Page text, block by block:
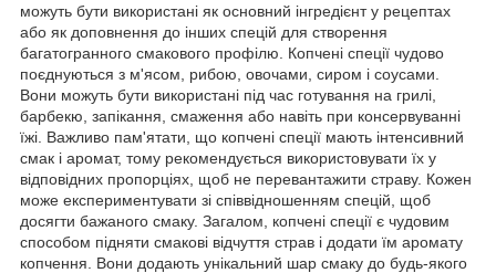
можуть бути використані як основний інгредієнт у рецептах
або як доповнення до інших спецій для створення
багатогранного смакового профілю. Копчені спеції чудово
поєднуються з м'ясом, рибою, овочами, сиром і соусами.
Вони можуть бути використані під час готування на грилі,
барбекю, запікання, смаження або навіть при консервуванні
їжі. Важливо пам'ятати, що копчені спеції мають інтенсивний
смак і аромат, тому рекомендується використовувати їх у
відповідних пропорціях, щоб не перевантажити страву. Кожен
може експериментувати зі співвідношенням спецій, щоб
досягти бажаного смаку. Загалом, копчені спеції є чудовим
способом підняти смакові відчуття страв і додати їм аромату
копчення. Вони додають унікальний шар смаку до будь-якого